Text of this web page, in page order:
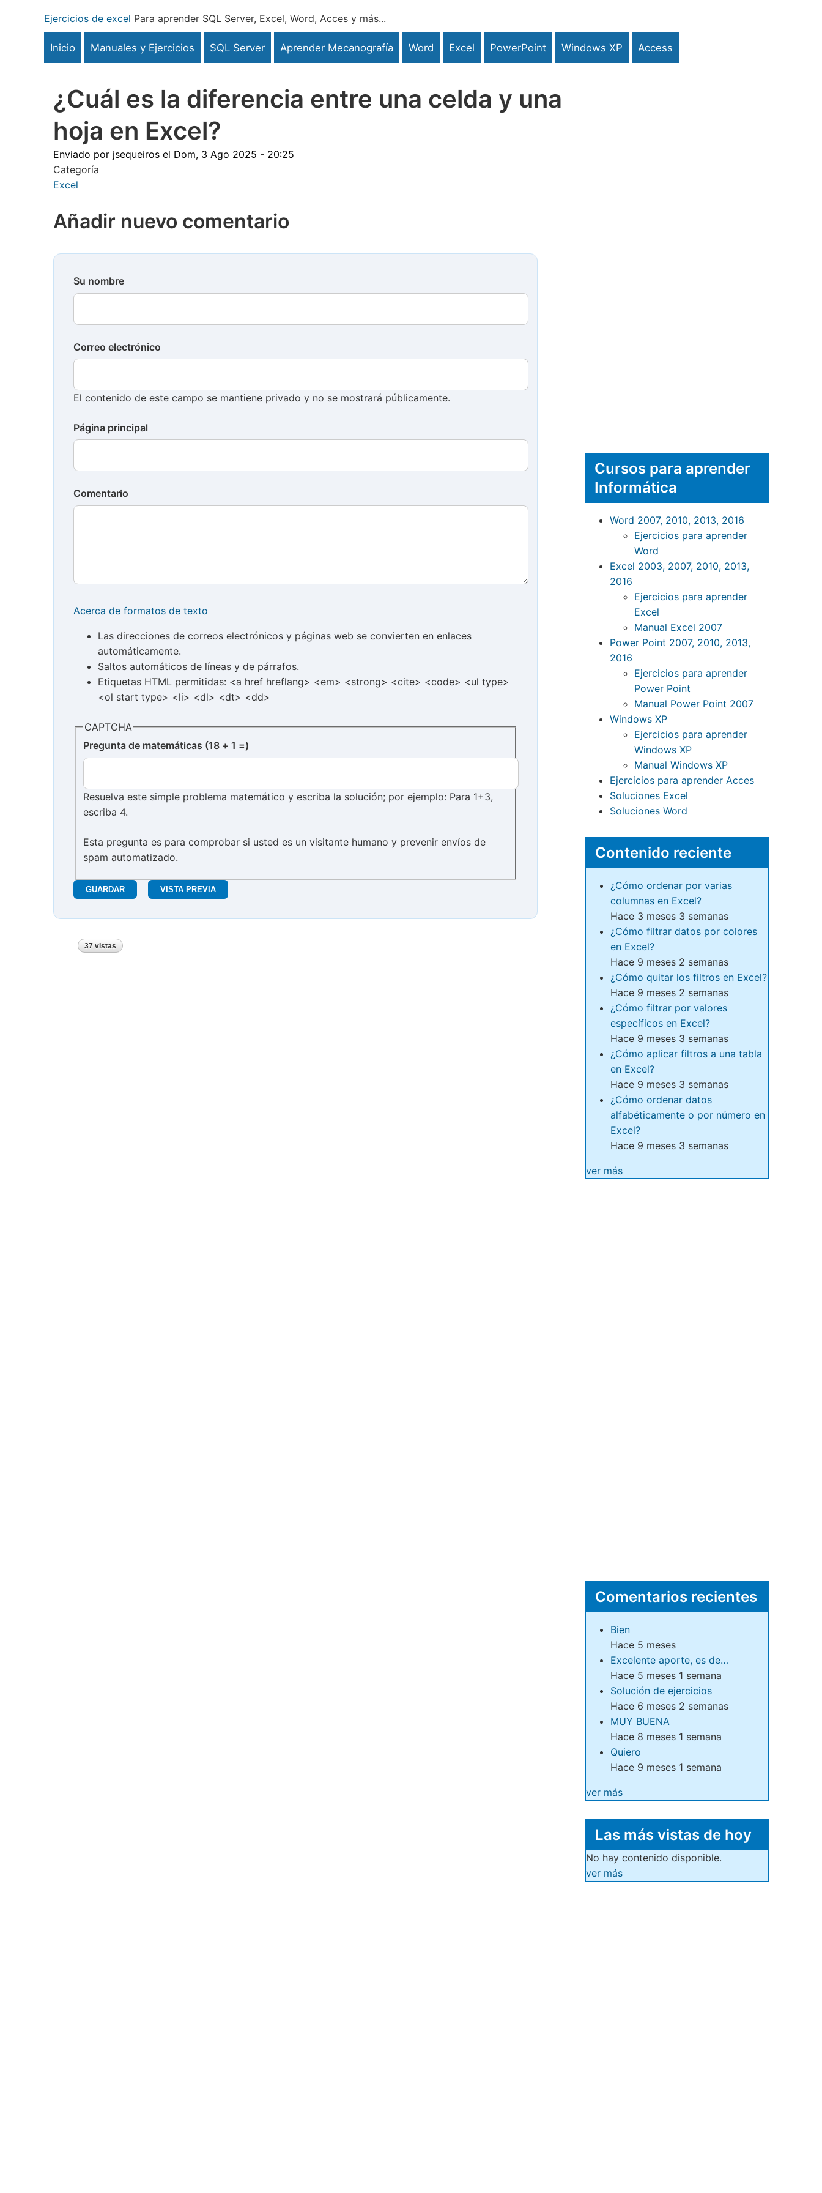
contenido
Ejercicios de excel Para aprender SQL Server, Excel, Word, Acces y más...
Inicio Manuales y Ejercicios SQL Server Aprender Mecanografía Word Excel PowerPoint Windows XP Access
¿Cuál es la diferencia entre una celda y una
hoja en Excel?
Enviado por jsequeiros el Dom, 3 Ago 2025 - 20:25
Categoría
Excel
Añadir nuevo comentario
Su nombre
Correo electrónico
El contenido de este campo se mantiene privado y no se mostrará públicamente.
Página principal
Comentario
Acerca de formatos de texto
Las direcciones de correos electrónicos y páginas web se convierten en enlaces
automáticamente.
Saltos automáticos de líneas y de párrafos.
Etiquetas HTML permitidas: <a href hreflang> <em> <strong> <cite> <code> <ul type>
<ol start type> <li> <dl> <dt> <dd>
CAPTCHA
Pregunta de matemáticas (18 + 1 =)
Resuelva este simple problema matemático y escriba la solución; por ejemplo: Para 1+3,
escriba 4.
Esta pregunta es para comprobar si usted es un visitante humano y prevenir envíos de
spam automatizado.
37 vistas
Cursos para aprender
Informática
Word 2007, 2010, 2013, 2016
Ejercicios para aprender
Word
Excel 2003, 2007, 2010, 2013,
2016
Ejercicios para aprender
Excel
Manual Excel 2007
Power Point 2007, 2010, 2013,
2016
Ejercicios para aprender
Power Point
Manual Power Point 2007
Windows XP
Ejercicios para aprender
Windows XP
Manual Windows XP
Ejercicios para aprender Acces
Soluciones Excel
Soluciones Word
Contenido reciente
¿Cómo ordenar por varias
columnas en Excel?
Hace 3 meses 3 semanas
¿Cómo filtrar datos por colores
en Excel?
Hace 9 meses 2 semanas
¿Cómo quitar los filtros en Excel?
Hace 9 meses 2 semanas
¿Cómo filtrar por valores
específicos en Excel?
Hace 9 meses 3 semanas
¿Cómo aplicar filtros a una tabla
en Excel?
Hace 9 meses 3 semanas
¿Cómo ordenar datos
alfabéticamente o por número en
Excel?
Hace 9 meses 3 semanas
ver más
Comentarios recientes
Bien
Hace 5 meses
Excelente aporte, es de…
Hace 5 meses 1 semana
Solución de ejercicios
Hace 6 meses 2 semanas
MUY BUENA
Hace 8 meses 1 semana
Quiero
Hace 9 meses 1 semana
ver más
Las más vistas de hoy
No hay contenido disponible.
ver más